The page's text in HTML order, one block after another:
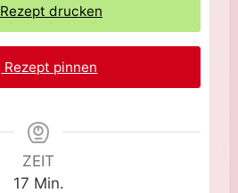
Rezept drucken
Rezept pinnen
ZEIT
17Minuten
Min.